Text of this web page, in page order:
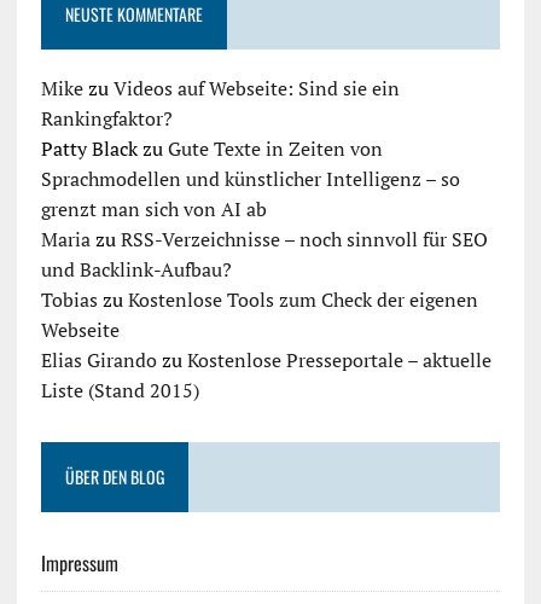
NEUSTE KOMMENTARE
MikezuVideos auf Webseite: Sind sie ein
Rankingfaktor?
Patty BlackzuGute Texte in Zeiten von
Sprachmodellen und künstlicher Intelligenz – so
grenzt man sich von AI ab
MariazuRSS-Verzeichnisse – noch sinnvoll für SEO
und Backlink-Aufbau?
Tobias zuKostenlose Tools zum Check der eigenen
Webseite
Elias GirandozuKostenlose Presseportale – aktuelle
Liste (Stand 2015)
ÜBER DEN BLOG
Impressum